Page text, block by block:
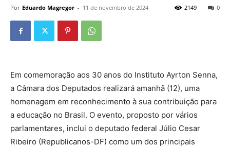
Por Eduardo Magregor - 11 de novembro de 2024 0
2149
Em comemoração aos 30 anos do Instituto Ayrton Senna,
a Câmara dos Deputados realizará amanhã (12), uma
homenagem em reconhecimento à sua contribuição para
a educação no Brasil. O evento, proposto por vários
parlamentares, inclui o deputado federal Júlio Cesar
Ribeiro (Republicanos-DF) como um dos principais